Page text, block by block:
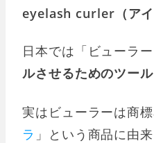
eyelash curler（アイ
日本では「ビューラ
ルさせるためのツール
実はビューラーは商
ラ 」という商品に由